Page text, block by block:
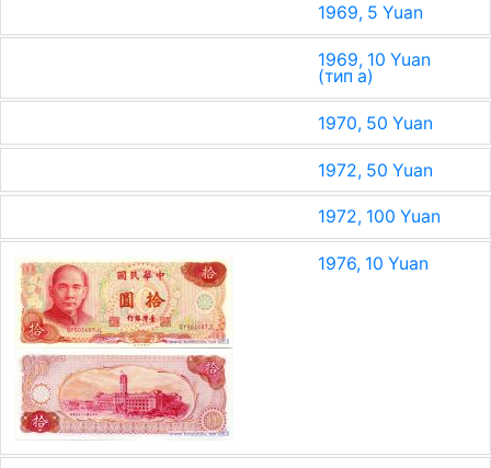
1969, 5 Yuan
1969, 10 Yuan
(тип a)
1970, 50 Yuan
1972, 50 Yuan
1972, 100 Yuan
1976, 10 Yuan